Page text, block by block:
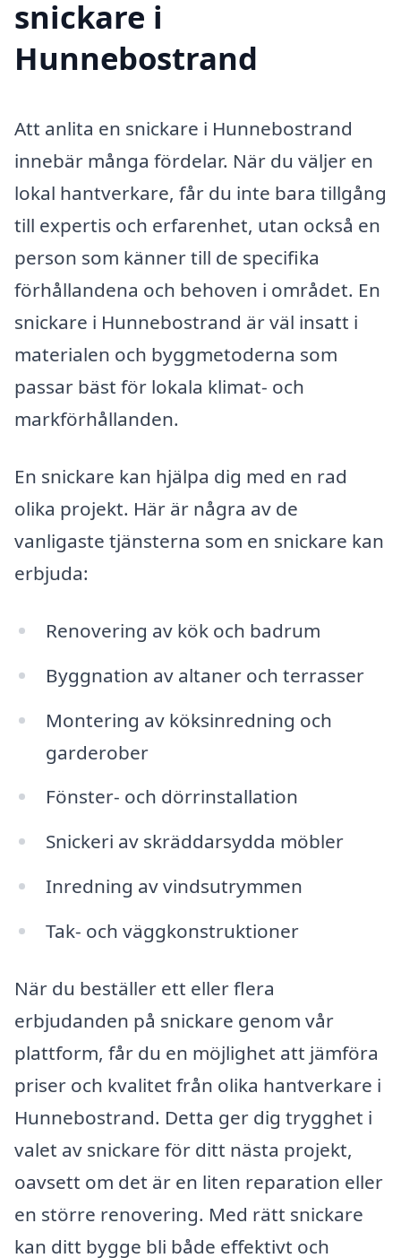
snickare i
Hunnebostrand
Att anlita en snickare i Hunnebostrand
innebär många fördelar. När du väljer en
lokal hantverkare, får du inte bara tillgång
till expertis och erfarenhet, utan också en
person som känner till de specifika
förhållandena och behoven i området. En
snickare i Hunnebostrand är väl insatt i
materialen och byggmetoderna som
passar bäst för lokala klimat- och
markförhållanden.
En snickare kan hjälpa dig med en rad
olika projekt. Här är några av de
vanligaste tjänsterna som en snickare kan
erbjuda:
Renovering av kök och badrum
Byggnation av altaner och terrasser
Montering av köksinredning och
garderober
Fönster- och dörrinstallation
Snickeri av skräddarsydda möbler
Inredning av vindsutrymmen
Tak- och väggkonstruktioner
När du beställer ett eller flera
erbjudanden på snickare genom vår
plattform, får du en möjlighet att jämföra
priser och kvalitet från olika hantverkare i
Hunnebostrand. Detta ger dig trygghet i
valet av snickare för ditt nästa projekt,
oavsett om det är en liten reparation eller
en större renovering. Med rätt snickare
kan ditt bygge bli både effektivt och